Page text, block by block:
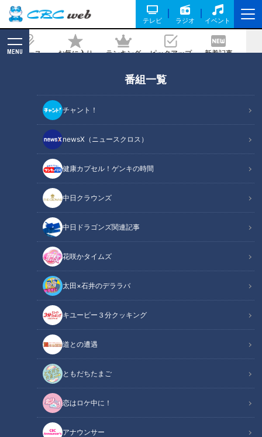
テレビ ラジオ イベント
ニュース お気に入り ランキング ピックアップ 新着記事
MENU
番組一覧
チャント！
newsX（ニュースクロス）
健康カプセル！ゲンキの時間
中日クラウンズ
中日ドラゴンズ関連記事
花咲かタイムズ
太田×石井のデララバ
キユーピー３分クッキング
道との遭遇
ともだちたまご
恋はロケ中に！
アナウンサー
記事に戻る
CBCテレビ『花咲かタイムズ』うなずキング
この記事の画像